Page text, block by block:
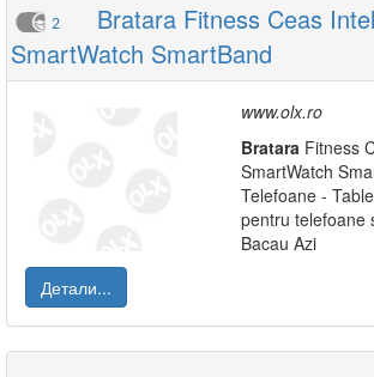
2
Bratara Fitness Ceas
SmartWatch SmartBand
www.olx.ro
Bratara Fitness
SmartWatch
Telefoane -
pentru telefoane
Bacau Azi
Детали...